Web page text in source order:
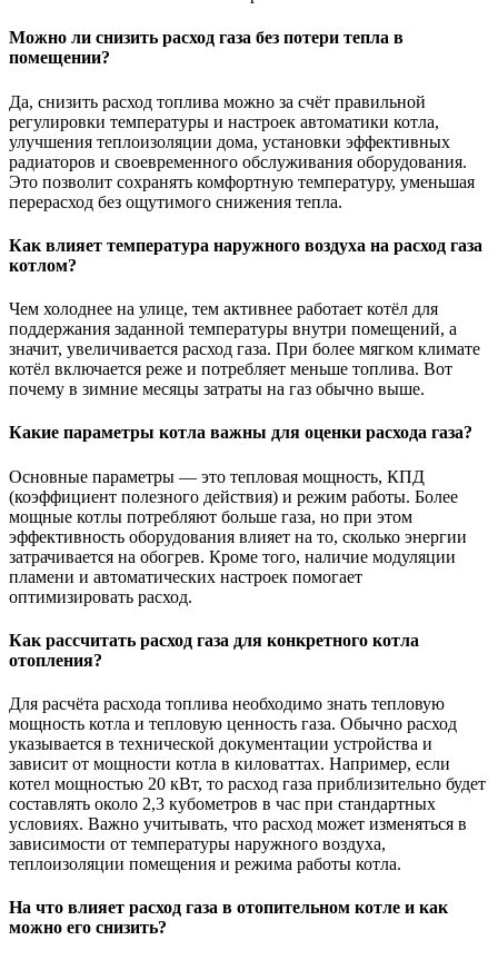
Можно ли снизить расход газа без потери тепла в
помещении?
Да, снизить расход топлива можно за счёт правильной
регулировки температуры и настроек автоматики котла,
улучшения теплоизоляции дома, установки эффективных
радиаторов и своевременного обслуживания оборудования.
Это позволит сохранять комфортную температуру, уменьшая
перерасход без ощутимого снижения тепла.
Как влияет температура наружного воздуха на расход газа
котлом?
Чем холоднее на улице, тем активнее работает котёл для
поддержания заданной температуры внутри помещений, а
значит, увеличивается расход газа. При более мягком климате
котёл включается реже и потребляет меньше топлива. Вот
почему в зимние месяцы затраты на газ обычно выше.
Какие параметры котла важны для оценки расхода газа?
Основные параметры — это тепловая мощность, КПД
(коэффициент полезного действия) и режим работы. Более
мощные котлы потребляют больше газа, но при этом
эффективность оборудования влияет на то, сколько энергии
затрачивается на обогрев. Кроме того, наличие модуляции
пламени и автоматических настроек помогает
оптимизировать расход.
Как рассчитать расход газа для конкретного котла
отопления?
Для расчёта расхода топлива необходимо знать тепловую
мощность котла и тепловую ценность газа. Обычно расход
указывается в технической документации устройства и
зависит от мощности котла в киловаттах. Например, если
котел мощностью 20 кВт, то расход газа приблизительно будет
составлять около 2,3 кубометров в час при стандартных
условиях. Важно учитывать, что расход может изменяться в
зависимости от температуры наружного воздуха,
теплоизоляции помещения и режима работы котла.
На что влияет расход газа в отопительном котле и как
можно его снизить?